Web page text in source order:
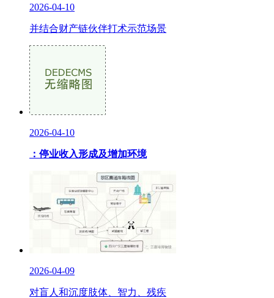
2026-04-10
并结合财产链伙伴打术示范场景
2026-04-10
：停业收入形成及增加环境
2026-04-09
对盲人和沉度肢体、智力、残疾